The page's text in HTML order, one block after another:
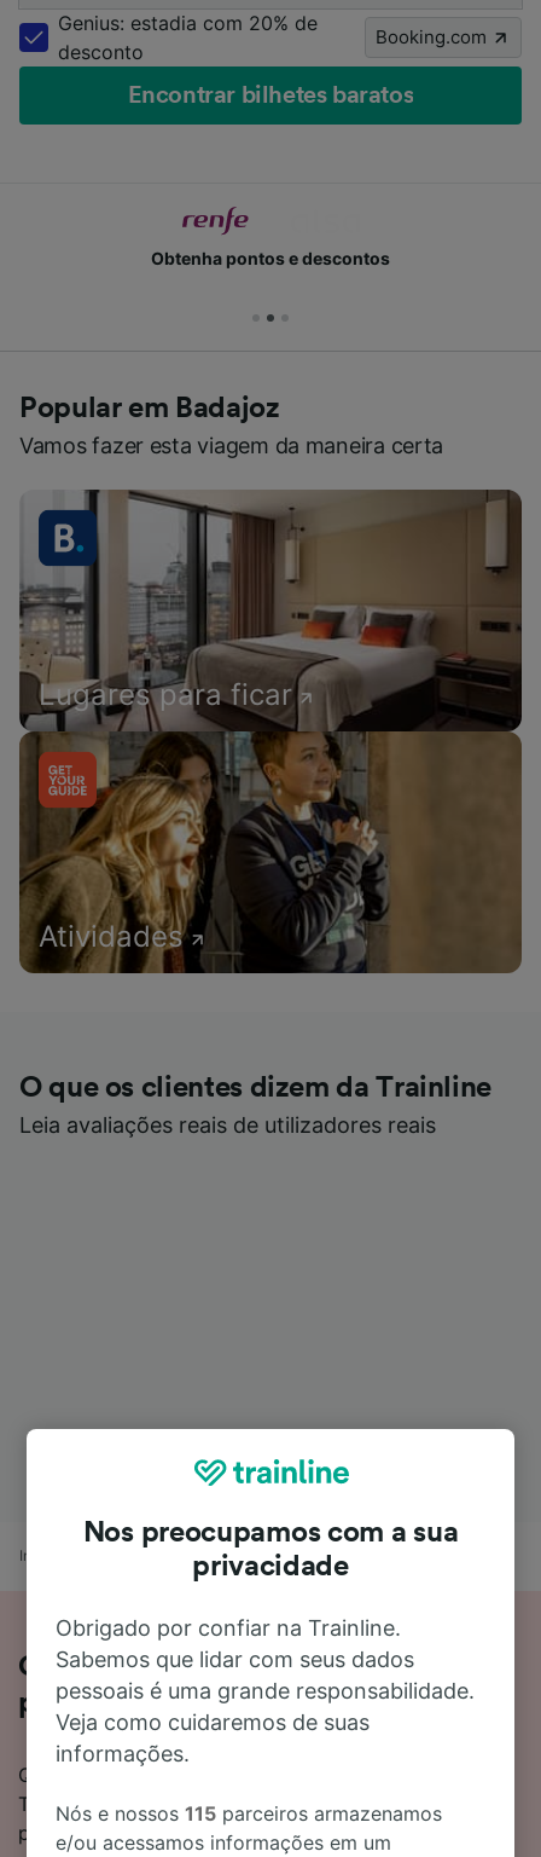
Genius: estadia com 20% de
desconto
Booking.com
Encontrar bilhetes baratos
Obtenha pontos e descontos
Popular em Badajoz
Vamos fazer esta viagem da maneira certa
Lugares para ficar
Atividades
O que os clientes dizem da Trainline
Leia avaliações reais de utilizadores reais
Início Horários de comboio Talavera de la Reina a Badajoz
Como viajar de Talavera de la Reina
para Badajoz de comboio
Quer saber mais sobre como apanhar um comboio de
Talavera de la Reina para Badajoz? Não precisa de
procurar mais.
Nos preocupamos com a sua
privacidade
Obrigado por confiar na Trainline.
Sabemos que lidar com seus dados
pessoais é uma grande responsabilidade.
Veja como cuidaremos de suas
informações.
Nós e nossos115 parceiros armazenamos
e/ou acessamos informações em um